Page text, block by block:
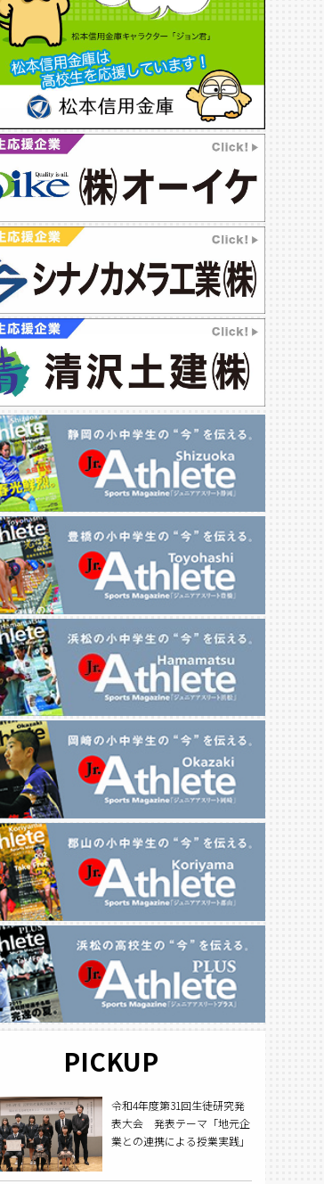
園高校硬式野球部,2025夏の高校野球特集,松商野球,松商野球部,
PICKUP
令和4年度第31回生徒研究発
表大会 発表テーマ「地元企
業との連携による授業実践」